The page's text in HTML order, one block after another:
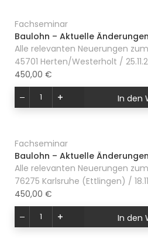
Fachseminar
Baulohn – Aktuelle
Alle relevanten Neuerungen
45701 Herten/Westerholt /
450,00 €
In den
Fachseminar
Baulohn – Aktuelle
Alle relevanten Neuerungen
76275 Karlsruhe (Ettlingen) /
450,00 €
In den